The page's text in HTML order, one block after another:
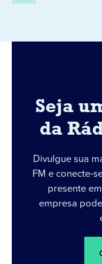
Seja
da
Divulgue sua
FM e conecte-
presente
empresa